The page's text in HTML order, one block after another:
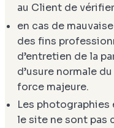
au Client de
en cas de
des fins
d’entretien de la
d’usure normale
force majeure.
Les photographies
le site ne sont pas